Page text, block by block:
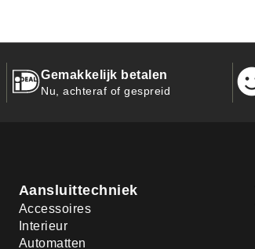
Gemakkelijk betalen
Nu, achteraf of gespreid
Aansluittechniek
Accessoires
Interieur
Automatten